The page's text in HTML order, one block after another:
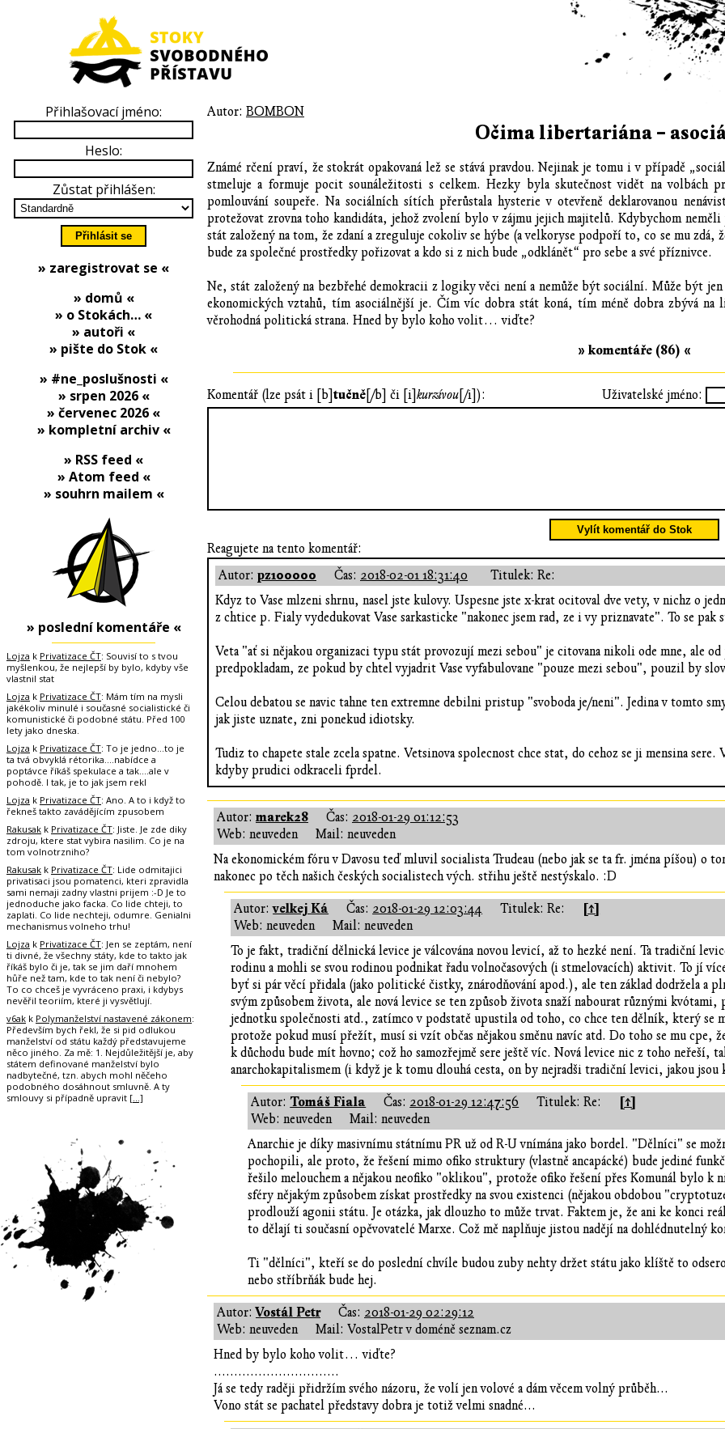
Autor: BOMBON
Očima libertariána –
Známé rčení praví, že stokrát opakovaná lež se stává pravdou. Nejinak je tomu i v případě
stmeluje a formuje pocit sounáležitosti s celkem. Hezky byla skutečnost vidět na volbách
pomlouvání soupeře. Na sociálních sítích přerůstala hysterie v otevřeně deklarovanou
protežovat zrovna toho kandidáta, jehož zvolení bylo v zájmu jejich majitelů. Kdybychom
stát založený na tom, že zdaní a zreguluje cokoliv se hýbe (a velkoryse podpoří to, co se mu
bude za společné prostředky pořizovat a kdo si z nich bude „odklánět“ pro sebe a své příznivce.
Ne, stát založený na bezbřehé demokracii z logiky věci není a nemůže být sociální. Může být jen
ekonomických vztahů, tím asociálnější je. Čím víc dobra stát koná, tím méně dobra zbývá
věrohodná politická strana. Hned by bylo koho volit… viďte?
» komentáře (86) «
Uživatelské jméno:
Komentář (lze psát i [b] tučně [/b] či [i] kurzívou [/i]):
Vylít komentář do Stok
Reagujete na tento komentář:
Autor: pz100000 Čas: 2018-02-01 18:31:40
Titulek: Re:
Kdyz to Vase mlzeni shrnu, nasel jste kulovy. Uspesne jste x-krat ocitoval dve vety, v nichz o
z chtice p. Fialy vydedukovat Vase sarkasticke "nakonec jsem rad, ze i vy priznavate". To se pak
Veta "ať si nějakou organizaci typu stát provozují mezi sebou" je citovana nikoli ode mne, ale
predpokladam, ze pokud by chtel vyjadrit Vase vyfabulovane "pouze mezi sebou", pouzil by
Celou debatou se navic tahne ten extremne debilni pristup "svoboda je/neni". Jedina v tomto
jak jiste uznate, zni ponekud idiotsky.
Tudiz to chapete stale zcela spatne. Vetsinova spolecnost chce stat, do cehoz se ji mensina
kdyby prudici odkraceli fprdel.
Autor:marek28 Čas: 2018-01-29 01:12:53
Web: neuveden
Mail: neuveden
Na ekonomickém fóru v Davosu teď mluvil socialista Trudeau (nebo jak se ta fr. jména píšou) o
nakonec po těch našich českých socialistech vých. střihu ještě nestýskalo. :D
Autor:velkej Ká Čas: 2018-01-29 12:03:44 Titulek: Re: [↑]
Web: neuveden
Mail: neuveden
To je fakt, tradiční dělnická levice je válcována novou levicí, až to hezké není. Ta tradiční
rodinu a mohli se svou rodinou podnikat řadu volnočasových (i stmelovacích) aktivit. To jí
byť si pár věcí přidala (jako politické čistky, znárodňování apod.), ale ten základ dodržela a
svým způsobem života, ale nová levice se ten způsob života snaží nabourat různými
jednotku společnosti atd., zatímco v podstatě upustila od toho, co chce ten dělník, který se
protože pokud musí přežít, musí si vzít občas nějakou směnu navíc atd. Do toho se mu
k důchodu bude mít hovno; což ho samozřejmě sere ještě víc. Nová levice nic z toho
anarchokapitalismem (i když je k tomu dlouhá cesta, on by nejradši tradiční levici, jakou jsou
Autor:Tomáš Fiala Čas: 2018-01-29 12:47:56 Titulek: Re: [↑]
Web: neuveden
Mail: neuveden
Anarchie je díky masivnímu státnímu PR už od R-U vnímána jako bordel. "Dělníci" se
pochopili, ale proto, že řešení mimo ofiko struktury (vlastně ancapácké) bude jediné
řešilo melouchem a nějakou neofiko "oklikou", protože ofiko řešení přes Komunál bylo k
sféry nějakým způsobem získat prostředky na svou existenci (nějakou obdobou
prodlouží agonii státu. Je otázka, jak dlouzho to může trvat. Faktem je, že ani ke konci
to dělají ti současní opěvovatelé Marxe. Což mě naplňuje jistou nadějí na dohlédnutelný
Ti "dělníci", kteří se do poslední chvíle budou zuby nehty držet státu jako klíště to
nebo stříbrňák bude hej.
Autor: Vostál Petr Čas: 2018-01-29 02:29:12
Web: neuveden
Mail: VostalPetr v doméně seznam.cz
Hned by bylo koho volit… viďte?
...............................
Já se tedy raději přidržím svého názoru, že volí jen volové a dám věcem volný průběh...
Vono stát se pachatel představy dobra je totiž velmi snadné...
Přihlašovací jméno:
Heslo:
Zůstat přihlášen:
» zaregistrovat se «
» domů «
» o Stokách… «
» autoři «
» pište do Stok «
» #ne_poslušnosti «
» srpen 2026 «
» červenec 2026 «
» kompletní archiv «
» RSS feed «
» Atom feed «
» souhrn mailem «
» poslední komentáře «
Lojza k Privatizace ČT: Souvisí to s tvou
myšlenkou, že nejlepší by bylo, kdyby vše
vlastnil stat
Lojza k Privatizace ČT: Mám tím na mysli
jakékoliv minulé i současné socialistické či
komunistické či podobné státu. Před 100
lety jako dneska.
Lojza k Privatizace ČT: To je jedno...to je
ta tvá obvyklá rétorika....nabídce a
poptávce říkáš spekulace a tak....ale v
pohodě. I tak, je to jak jsem rekl
Lojza k Privatizace ČT: Ano. A to i když to
řekneš takto zavádějícím zpusobem
Rakusak k Privatizace ČT: Jiste. Je zde diky
zdroju, ktere stat vybira nasilim. Co je na
tom volnotrzniho?
Rakusak k Privatizace ČT: Lide odmitajici
privatisaci jsou pomatenci, kteri zpravidla
sami nemaji zadny vlastni prijem :-D Je to
jednoduche jako facka. Co lide chteji, to
zaplati. Co lide nechteji, odumre. Genialni
mechanismus volneho trhu!
Lojza k Privatizace ČT: Jen se zeptám, není
ti divné, že všechny státy, kde to takto jak
říkáš bylo či je, tak se jim daří mnohem
hůře než tam, kde to tak není či nebylo?
To co chceš je vyvráceno praxi, i kdybys
nevěřil teoriím, které ji vysvětlují.
v6ak k Polymanželství nastavené zákonem:
Především bych řekl, že si pid odlukou
manželství od státu každý představujeme
něco jiného. Za mě: 1. Nejdůležitější je, aby
státem definované manželství bylo
nadbytečné, tzn. abych mohl něčeho
podobného dosáhnout smluvně. A ty
smlouvy si případně upravit […]